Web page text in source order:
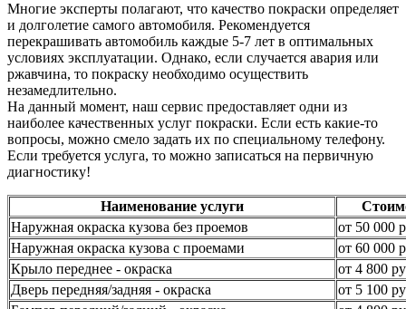
Многие эксперты полагают, что качество покраски определяет
и долголетие самого автомобиля. Рекомендуется
перекрашивать автомобиль каждые 5-7 лет в оптимальных
условиях эксплуатации. Однако, если случается авария или
ржавчина, то покраску необходимо осуществить
незамедлительно.
На данный момент, наш сервис предоставляет одни из
наиболее качественных услуг покраски. Если есть какие-то
вопросы, можно смело задать их по специальному телефону.
Если требуется услуга, то можно записаться на первичную
диагностику!
Наименование услуги
Наружная окраска кузова без проемов
от 50 000
Наружная окраска кузова с проемами
от 60 000
Крыло переднее - окраска
от 4 800
Дверь передняя/задняя - окраска
от 5 100